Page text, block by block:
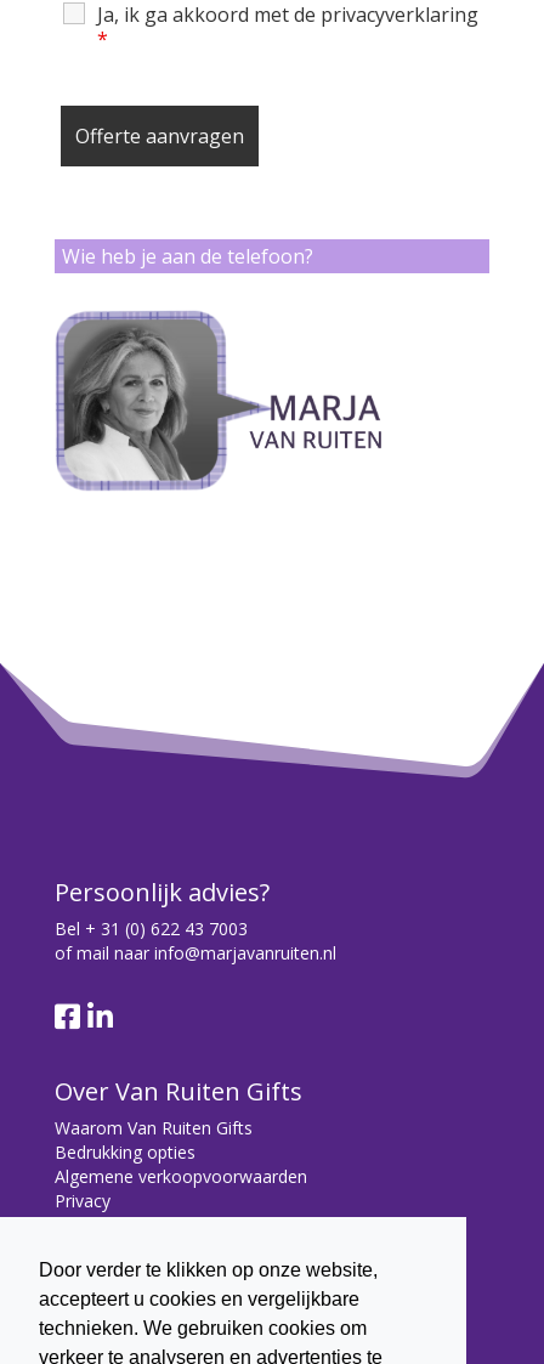
Door verder te klikken op onze website,
accepteert u cookies en vergelijkbare
technieken. We gebruiken cookies om
verkeer te analyseren en advertenties te
Ja, ik ga akkoord met de privacyverklaring
*
Wie heb je aan de telefoon?
Persoonlijk advies?
Bel + 31 (0) 622 43 7003
of mail naar info@marjavanruiten.nl
Over Van Ruiten Gifts
Waarom Van Ruiten Gifts
Bedrukking opties
Algemene verkoopvoorwaarden
Privacy
Contact
Contact
Bryonialaan 5
3233 VA Oostvoorne